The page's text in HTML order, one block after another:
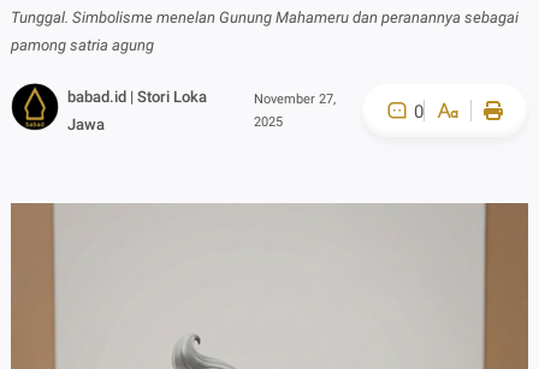
Tunggal. Simbolisme menelan Gunung Mahameru dan peranannya sebagai
pamong satria agung
babad.id | Stori Loka
Jawa
November 27,
2025
0